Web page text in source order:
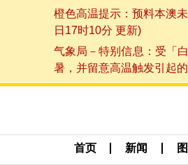
橙色高温提示：预料本澳
日17时10分 更新)
气象局－特别信息：受「
暑，并留意高温触发引起
首页 新闻